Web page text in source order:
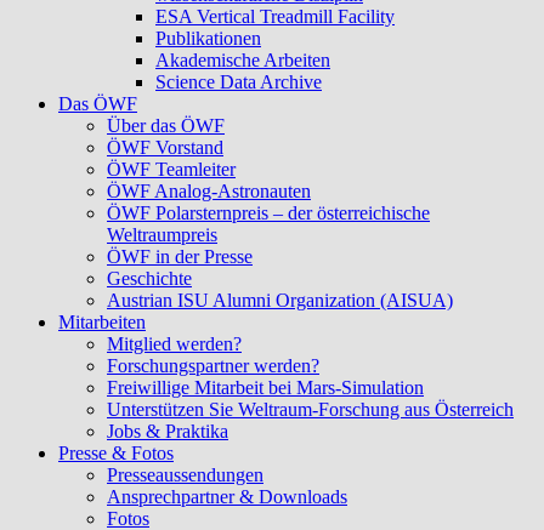
ESA Vertical Treadmill Facility
Publikationen
Akademische Arbeiten
Science Data Archive
Das ÖWF
Über das ÖWF
ÖWF Vorstand
ÖWF Teamleiter
ÖWF Analog-Astronauten
ÖWF Polarsternpreis – der österreichische
Weltraumpreis
ÖWF in der Presse
Geschichte
Austrian ISU Alumni Organization (AISUA)
Mitarbeiten
Mitglied werden?
Forschungspartner werden?
Freiwillige Mitarbeit bei Mars-Simulation
Unterstützen Sie Weltraum-Forschung aus Österreich
Jobs & Praktika
Presse & Fotos
Presseaussendungen
Ansprechpartner & Downloads
Fotos